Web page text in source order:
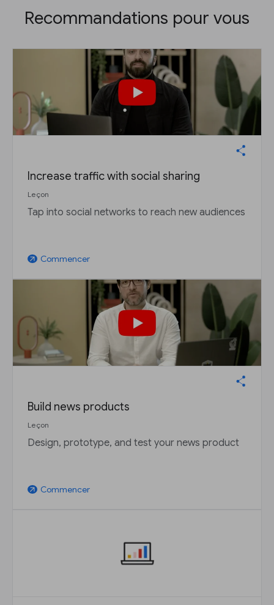
Recommandations pour vous
Increase traffic with social sharing
Leçon
Tap into social networks to reach new audiences
arrow_outward Commencer
Build news products
Leçon
Design, prototype, and test your news product
arrow_outward Commencer